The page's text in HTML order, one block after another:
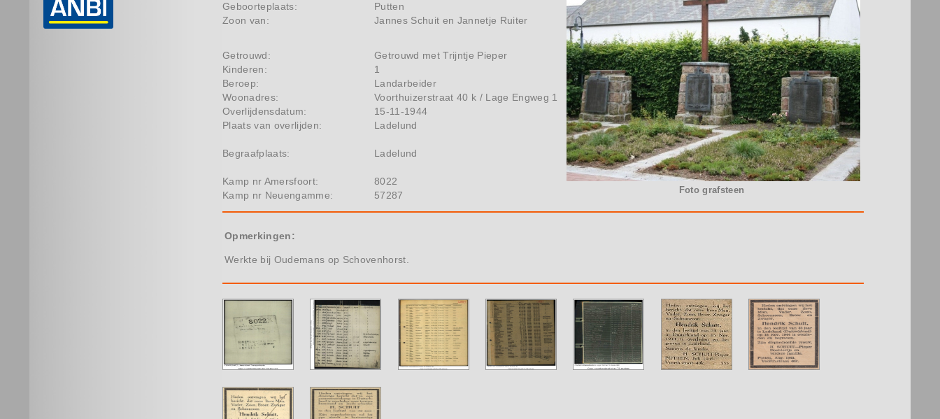
Geboorteplaats:
Putten
Zoon van:
Jannes Schuit en Jannetje Ruiter
Getrouwd:
Getrouwd met Trijntje Pieper
Kinderen:
1
Beroep:
Landarbeider
Woonadres:
Voorthuizerstraat 40 k / Lage Engweg 1
Overlijdensdatum:
15-11-1944
Plaats van overlijden:
Ladelund
Begraafplaats: Ladelund
Kamp nr Amersfoort:
8022
Kamp nr Neuengamme:
57287 Foto grafsteen
Opmerkingen:
Werkte bij Oudemans op Schovenhorst.